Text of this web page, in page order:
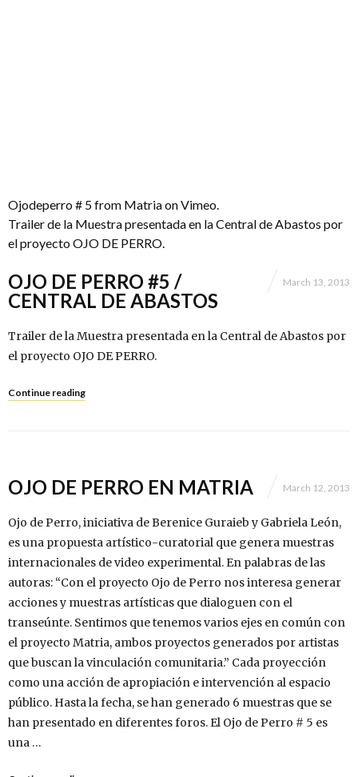
Ojodeperro # 5from MatriaonVimeo.
Trailer de la Muestra presentada en la Central de Abastos por
el proyecto OJO DE PERRO.
OJO DE PERRO #5 /
CENTRAL DE ABASTOS
March 13, 2013
Trailer de la Muestra presentada en la Central de Abastos por
el proyecto OJO DE PERRO.
Continue reading
OJO DE PERRO EN MATRIA March 12, 2013
Ojo de Perro, iniciativa de Berenice Guraieb y Gabriela León,
es una propuesta artístico-curatorial que genera muestras
internacionales de video experimental. En palabras de las
autoras: “Con el proyecto Ojo de Perro nos interesa generar
acciones y muestras artísticas que dialoguen con el
transeúnte. Sentimos que tenemos varios ejes en común con
el proyecto Matria, ambos proyectos generados por artistas
que buscan la vinculación comunitaria.” Cada proyección
como una acción de apropiación e intervención al espacio
público. Hasta la fecha, se han generado 6 muestras que se
han presentado en diferentes foros. El Ojo de Perro # 5 es
una …